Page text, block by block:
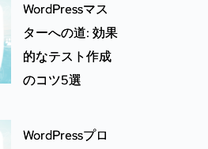
WordPressマス
ターへの道: 効果
的なテスト作成
のコツ5選
WordPressプロ